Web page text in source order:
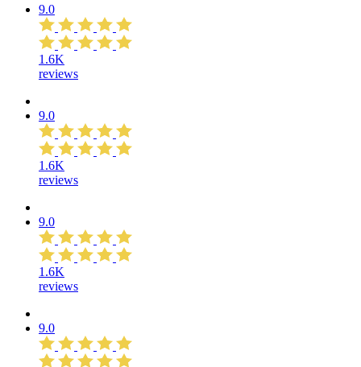
9.0
1.6K
reviews
9.0
1.6K
reviews
9.0
1.6K
reviews
9.0